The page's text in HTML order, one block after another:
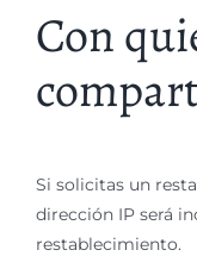
Con
Si solicitas un
dirección IP será
restablecimiento.